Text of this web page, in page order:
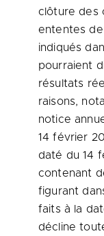
clôture des
ententes
indiqués
pourraient
résultats
raisons,
notice
14 février
daté du 14
contenant
figurant
faits à la
décline